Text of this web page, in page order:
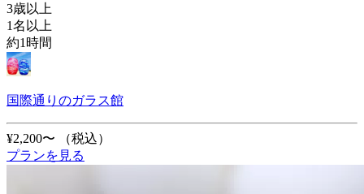
3歳以上
1名以上
約1時間
国際通りのガラス館
¥2,200〜
（税込）
プランを見る